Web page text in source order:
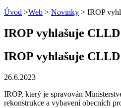
Úvod >Web > Novinky > IROP
IROP vyhlašuje
IROP vyhlašuje
26.6.2023
IROP, který je spravován
rekonstrukce a vybavení obecních